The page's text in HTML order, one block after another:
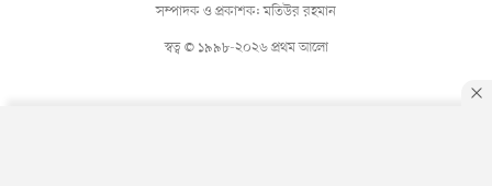
স্বত্ব © ১৯৯৮-২০২৬ প্রথম আলো
সম্পাদক ও প্রকাশক: মতিউর রহমান